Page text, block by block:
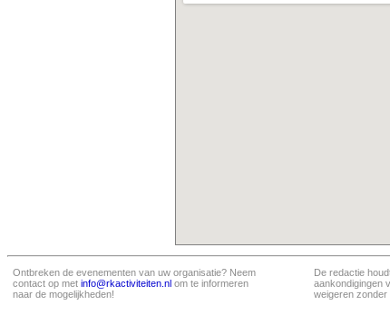
Ontbreken de evenementen van uw organisatie? Neem
contact op met info@rkactiviteiten.nl om te informeren
naar de mogelijkheden!
De redactie
aankondigingen
weigeren zonder